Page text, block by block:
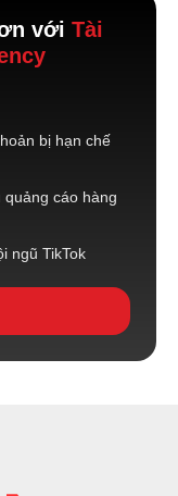
với Tài
bị hạn chế
quảng cáo hàng
ngũ TikTok